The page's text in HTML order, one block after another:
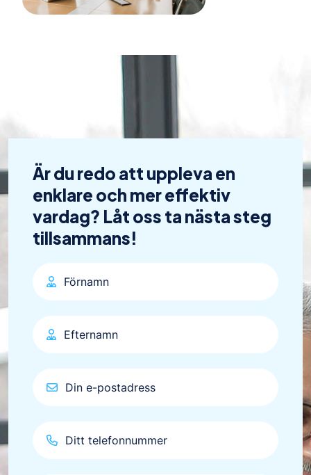
Är du redo att uppleva en
enklare och mer effektiv
vardag? Låt oss ta nästa steg
tillsammans!